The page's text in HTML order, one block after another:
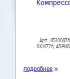
Арт.:
SKI4776,
подробнее